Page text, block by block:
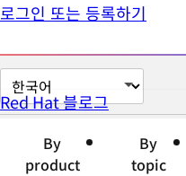
로그인 또는 등록하기
페
이
Red Hat 블로그
By
product
By
topic